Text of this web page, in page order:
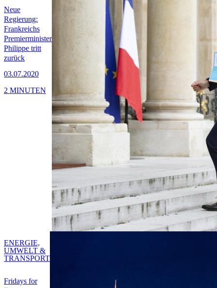
Neue
Regierung:
Frankreichs
Premierminister
Philippe tritt
zurück
03.07.2020
2 MINUTEN
Fridays for
ENERGIE,
UMWELT &
TRANSPORT